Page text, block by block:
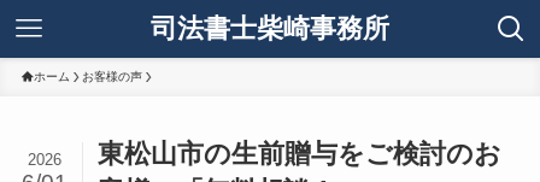
司法書士柴崎事務所
ホーム お客様の声
東松山市の生前贈与をご検討のお
2026